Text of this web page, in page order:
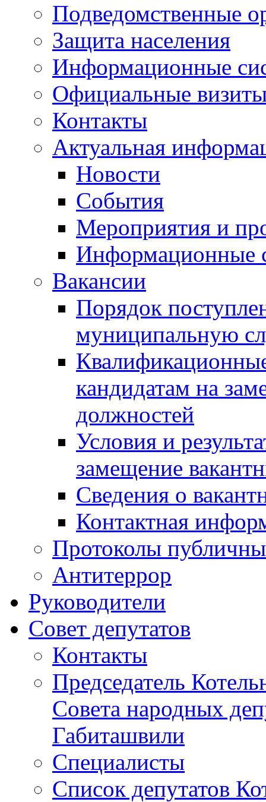
Подведомственные
Защита населения
Информационные
Официальные
Контакты
Актуальная
Новости
События
Мероприятия и
Информационные
Вакансии
Порядок
муниципальную
кандидатам на
должностей
Условия и
замещение
Сведения о
Контактная
Протоколы
Антитеррор
Руководители
Совет депутатов
Контакты
Председатель
Совета народных
Габиташвили
Специалисты
Список депутатов